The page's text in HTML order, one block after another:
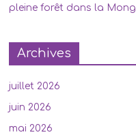
pleine forêt dans la
Archives
juillet 2026
juin 2026
mai 2026